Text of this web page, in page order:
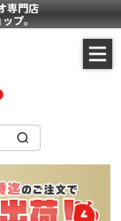
専門店
プ。